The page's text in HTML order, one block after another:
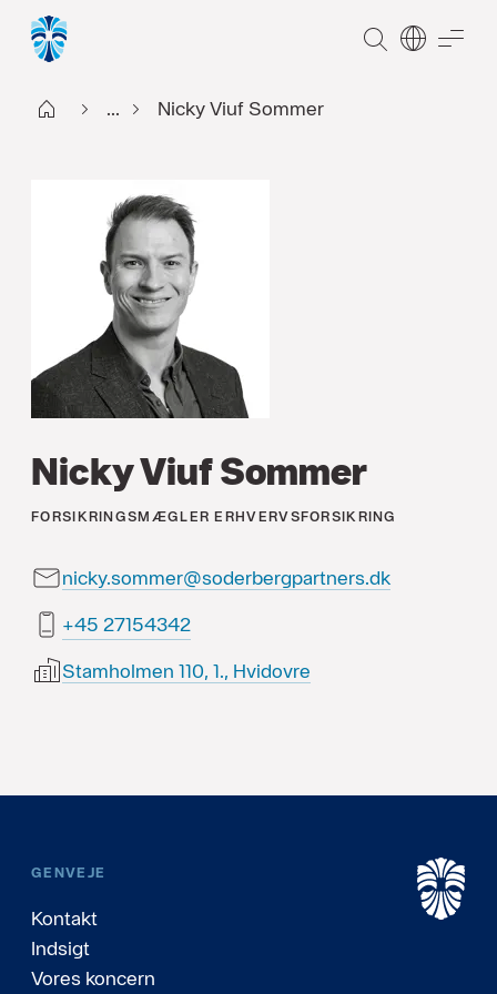
SØG
Start DK ... Nicky Viuf Sommer
Nicky Viuf Sommer
FORSIKRINGSMÆGLER ERHVERVSFORSIKRING
nicky.sommer@soderbergpartners.dk
24345172 54+
Stamholmen 110, 1., Hvidovre
GENVEJE
Kontakt
Indsigt
Vores koncern